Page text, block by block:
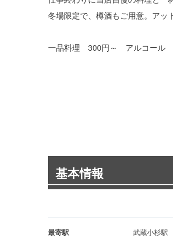
冬場限定で、樽酒もご用意。アッ
一品料理 300円～ アルコール
基本情報
最寄駅 武蔵小杉駅